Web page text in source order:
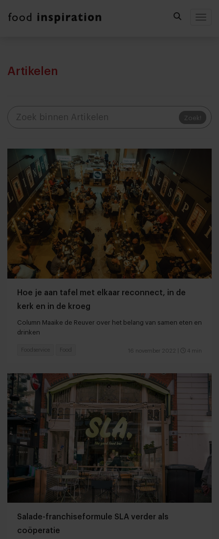
Artikelen
Zoek!
Hoe je aan tafel met elkaar reconnect, in de
kerk en in de kroeg
Column Maaike de Reuver over het belang van samen eten en
drinken
16 november 2022 4 min
Foodservice Food
Salade-franchiseformule SLA verder als
coöperatie